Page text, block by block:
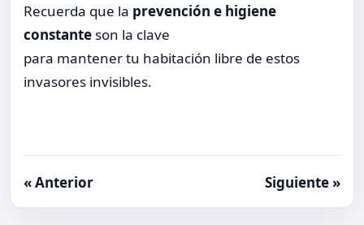
Recuerda que la prevención e higiene
constante son la clave
para mantener tu habitación libre de estos
invasores invisibles.
« Anterior Siguiente »